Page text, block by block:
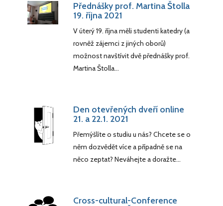
Přednášky prof. Martina Štolla
19. října 2021
V úterý 19. října měli studenti katedry (a
rovněž zájemci z jiných oborů)
možnost navštívit dvě přednášky prof.
Martina Štolla…
Den otevřených dveří online
21. a 22.1. 2021
Přemýšlíte o studiu u nás? Chcete se o
něm dozvědět více a případně se na
něco zeptat? Neváhejte a doražte…
Cross-cultural-Conference